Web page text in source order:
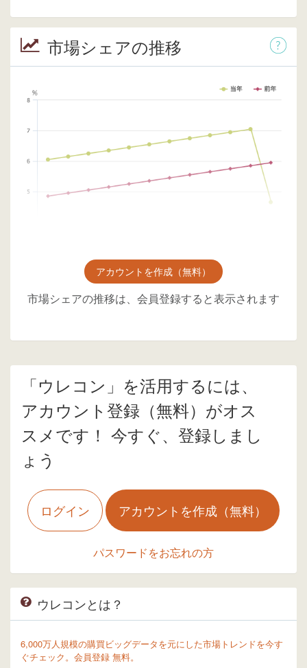
市場シェアの推移
アカウントを作成（無料）
市場シェアの推移は、会員登録すると表示されます
「ウレコン」を活用するには、
アカウント登録（無料）がオス
スメです！ 今すぐ、登録しまし
ょう
ログイン アカウントを作成（無料）
パスワードをお忘れの方
ウレコンとは？
6,000万人規模の購買ビッグデータを元にした市場トレンドを今す
ぐチェック。会員登録 無料。